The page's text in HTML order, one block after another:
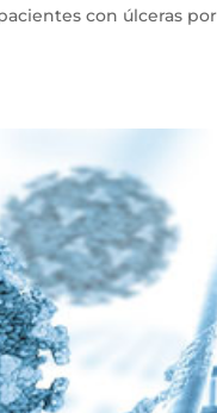
con úlceras